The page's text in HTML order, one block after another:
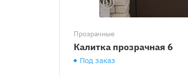
Прозрачные
Калитка прозрачная 6
Под заказ